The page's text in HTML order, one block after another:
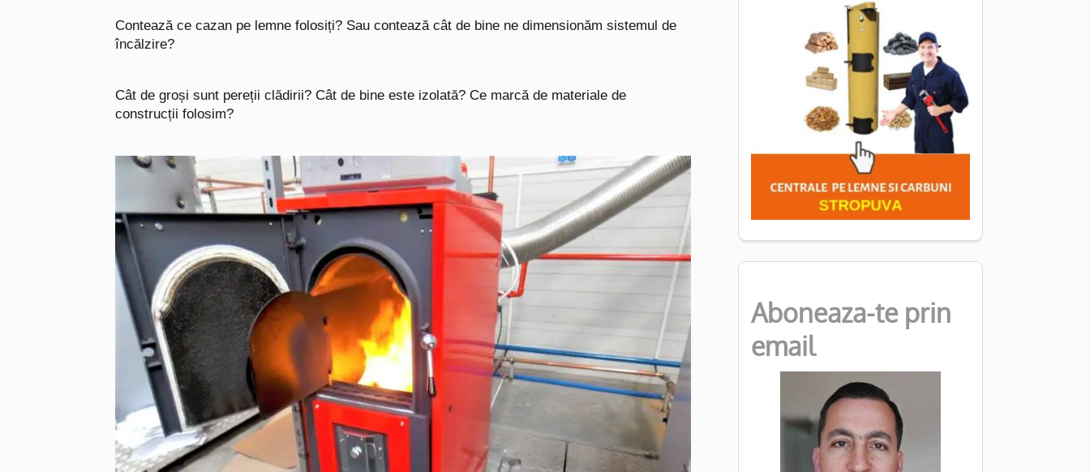
Contează ce cazan pe lemne folosiți? Sau contează cât de bine ne dimensionăm sistemul de
încălzire?
Cât de groși sunt pereții clădirii? Cât de bine este izolată? Ce marcă de materiale de
construcții folosim?
Aboneaza-te prin
email